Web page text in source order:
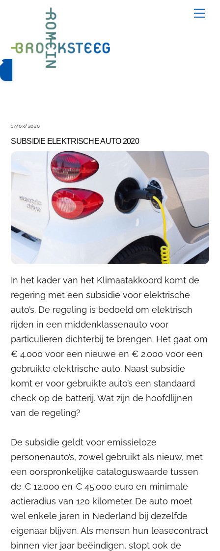
17/03/2020
SUBSIDIE ELEKTRISCHE AUTO 2020
In het kader van het Klimaatakkoord komt de
regering met een subsidie voor elektrische
auto’s. De regeling is bedoeld om elektrisch
rijden in een middenklassenauto voor
particulieren dichterbij te brengen. Het gaat om
€ 4.000 voor een nieuwe en € 2.000 voor een
gebruikte elektrische auto. Naast subsidie
komt er voor gebruikte auto’s een standaard
check op de batterij. Wat zijn de hoofdlijnen
van de regeling?
De subsidie geldt voor emissieloze
personenauto’s, zowel gebruikt als nieuw, met
een oorspronkelijke cataloguswaarde tussen
de € 12.000 en € 45.000 euro en minimale
actieradius van 120 kilometer. De auto moet
wel enkele jaren in Nederland bij dezelfde
eigenaar blijven. Als mensen hun leasecontract
binnen vier jaar beëindigen, stopt ook de